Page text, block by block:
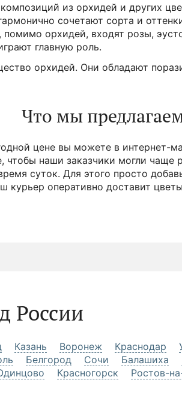
из орхидей и других
сочетают сорта и
орхидей, входят розы,
главную роль.
орхидей. Они обладают
Что мы
цене вы можете в интернет-
наши заказчики могли чаще
суток. Для этого просто
курьер оперативно доставит
России
Казань Воронеж Краснодар
Белгород Сочи Балашиха
Красногорск
Ростов-